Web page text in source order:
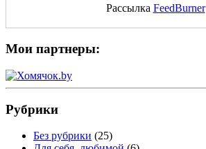
Рассылка FeedBurner
Мои партнеры:
Рубрики
Без рубрики (25)